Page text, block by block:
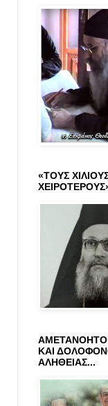
«ΤΟΥΣ
ΚΑΙ
ΑΛΗΘΕΙΑΣ...